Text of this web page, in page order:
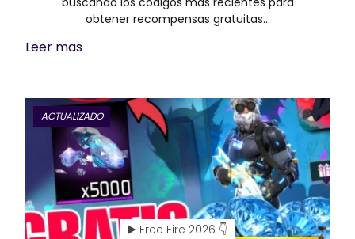
obtener recompensas gratuitas…
Leer mas
ACTUALIZADO
▶️ Free Fire 2026 👇